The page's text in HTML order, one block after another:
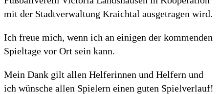
mit der Stadtverwaltung Kraichtal ausgetragen wird.
Ich freue mich, wenn ich an einigen der kommenden
Spieltage vor Ort sein kann.
Mein Dank gilt allen Helferinnen und Helfern und
ich wünsche allen Spielern einen guten Spielverlauf!